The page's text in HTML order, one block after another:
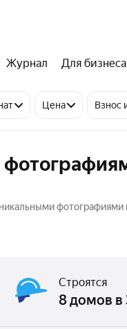
Журнал Для бизнеса
Цена Взнос
Строятся
8 домов